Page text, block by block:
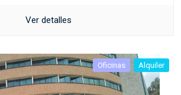
Ver detalles
Oficinas Alquiler